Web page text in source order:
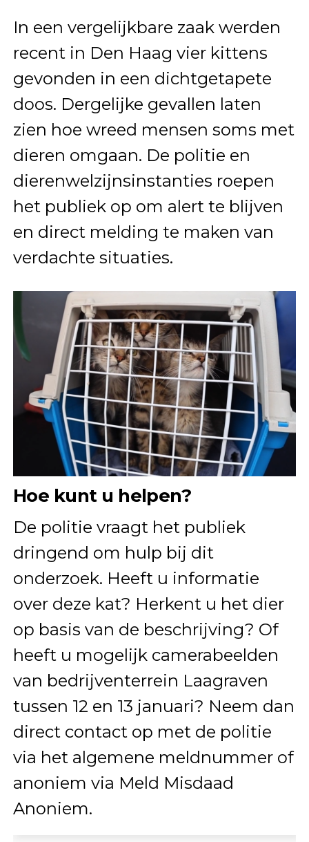
In een vergelijkbare zaak werden
recent in Den Haag vier kittens
gevonden in een dichtgetapete
doos. Dergelijke gevallen laten
zien hoe wreed mensen soms met
dieren omgaan. De politie en
dierenwelzijnsinstanties roepen
het publiek op om alert te blijven
en direct melding te maken van
verdachte situaties.
Hoe kunt u helpen?
De politie vraagt het publiek
dringend om hulp bij dit
onderzoek. Heeft u informatie
over deze kat? Herkent u het dier
op basis van de beschrijving? Of
heeft u mogelijk camerabeelden
van bedrijventerrein Laagraven
tussen 12 en 13 januari? Neem dan
direct contact op met de politie
via het algemene meldnummer of
anoniem via Meld Misdaad
Anoniem.